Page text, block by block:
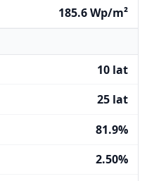
185.6 Wp/m²
10 lat
25 lat
81.9%
2.50%